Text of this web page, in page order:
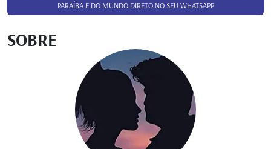
PARAÍBA E DO MUNDO DIRETO NO SEU WHATSAPP
SOBRE